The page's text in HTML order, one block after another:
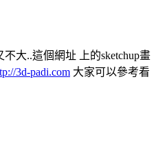
大..這個網址 上的sketchup畫
3d-padi.com 大家可以參考看